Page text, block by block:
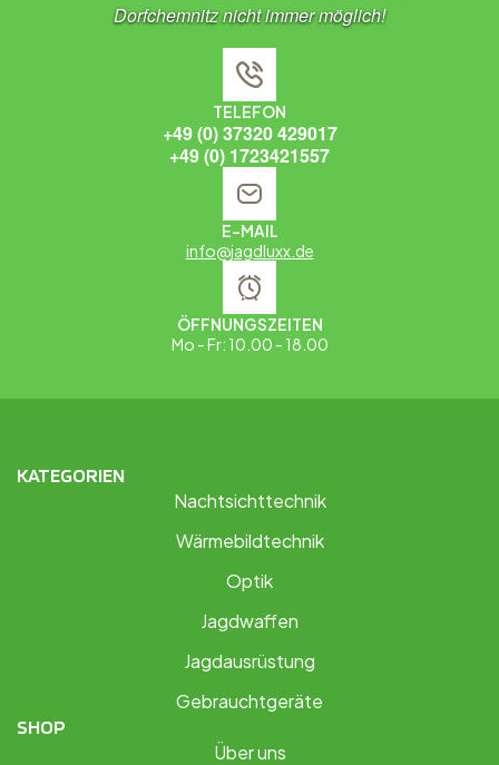
Dorfchemnitz nicht immer möglich!
TELEFON
+49 (0) 37320 429017
+49 (0) 1723421557
E-MAIL
info@jagdluxx.de
ÖFFNUNGSZEITEN
Mo - Fr: 10.00 - 18.00
KATEGORIEN
Nachtsichttechnik
Wärmebildtechnik
Optik
Jagdwaffen
Jagdausrüstung
Gebrauchtgeräte
SHOP
Über uns